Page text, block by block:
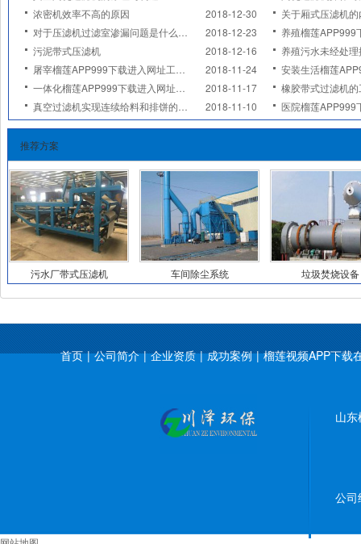
2018-12-30
浓密机效率不高的原因
关于厢式压滤机
2018-12-23
对于压滤机过滤室渗漏问题是什么原因造成的
养殖榴莲APP999
2018-12-16
污泥带式压滤机
养殖污水未经处
2018-11-24
屠宰榴莲APP999下载进入网址工作流程
安装生活榴莲APP999下
2018-11-17
一体化榴莲APP999下载进入网址的关键是材质
橡胶带式过滤机
2018-11-10
真空过滤机实现连续给料和排饼的方式 医院榴莲APP999下载
推荐方案
污水厂带式压滤机 车间除尘系统 垃圾焚烧设备
首页 | 公司简介 | 企业资质 | 成功案例 | 榴莲视频APP下载
山
公司